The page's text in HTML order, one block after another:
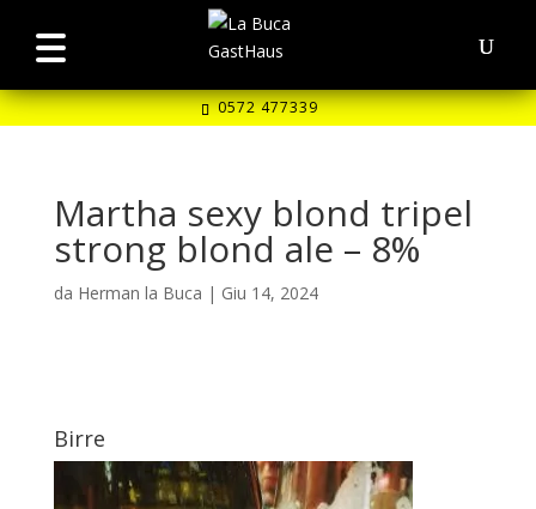
0572 477339
Martha sexy blond tripel
strong blond ale – 8%
da Herman la Buca | Giu 14, 2024
Birre